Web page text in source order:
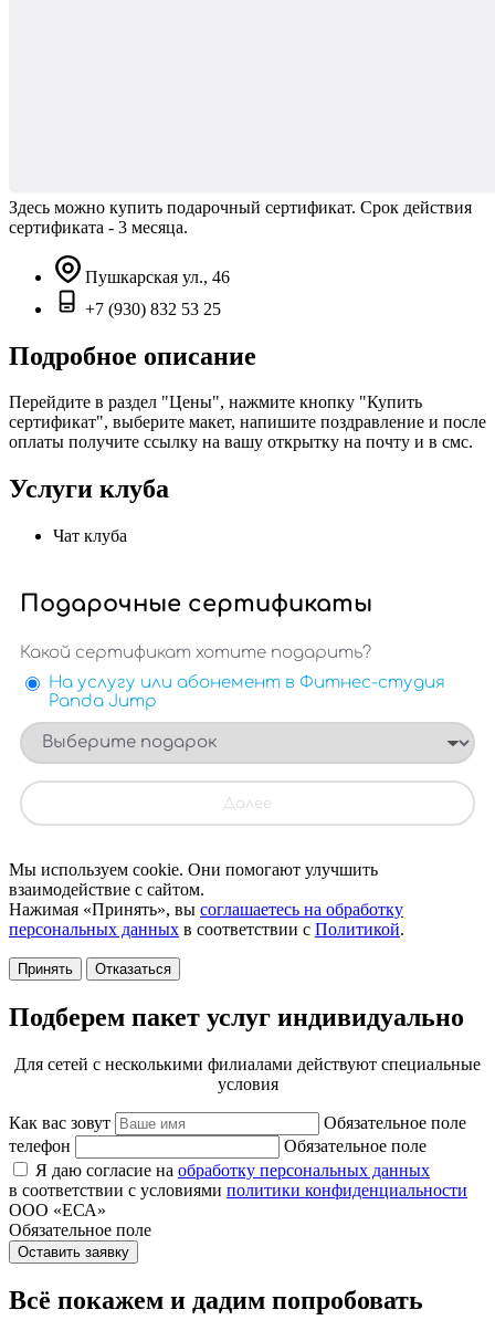
Здесь можно купить подарочный сертификат. Срок действия
сертификата - 3 месяца.
Пушкарская ул., 46
+7 (930) 832 53 25
Подробное описание
Перейдите в раздел "Цены", нажмите кнопку "Купить
сертификат", выберите макет, напишите поздравление и после
оплаты получите ссылку на вашу открытку на почту и в смс.
Услуги клуба
Чат клуба
Мы используем cookie. Они помогают улучшить
взаимодействие с сайтом.
Нажимая «Принять», вы соглашаетесь на обработку
персональных данных в соответствии с Политикой.
Принять Отказаться
Подберем пакет услуг индивидуально
Для сетей с несколькими филиалами действуют специальные
условия
Как вас зовут
Обязательное поле
телефон
Обязательное поле
Я даю согласие на обработку персональных данных
в соответствии с условиями политики конфиденциальности
ООО «ЕСА»
Обязательное поле
Оставить заявку
Всё покажем и дадим попробовать